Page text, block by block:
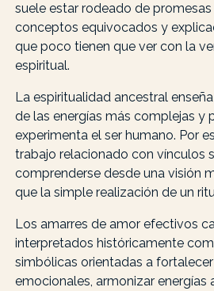
suele estar rodeado de promesas
conceptos equivocados y
que poco tienen que ver con la
espiritual.
La espiritualidad ancestral
de las energías más complejas y
experimenta el ser humano. Por
trabajo relacionado con vínculos
comprenderse desde una visión
que la simple realización de un
Los amarres de amor efectivos
interpretados históricamente
simbólicas orientadas a
emocionales, armonizar